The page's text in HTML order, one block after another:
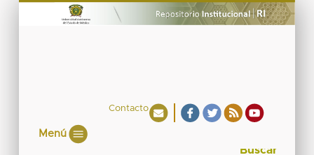
Contacto
Menú
Buscar